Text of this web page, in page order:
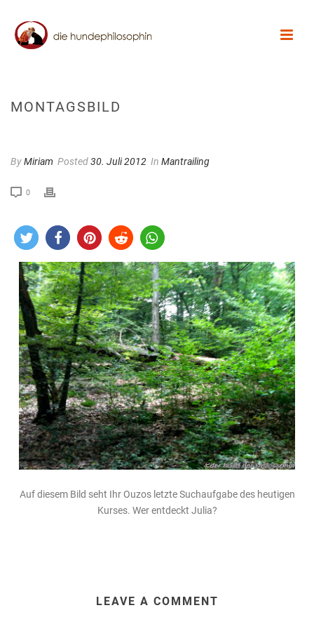
MONTAGSBILD
ByMiriam Posted30. Juli 2012 In Mantrailing
0
Auf diesem Bild seht Ihr Ouzos letzte Suchaufgabe des heutigen
Kurses. Wer entdeckt Julia?
LEAVE A COMMENT